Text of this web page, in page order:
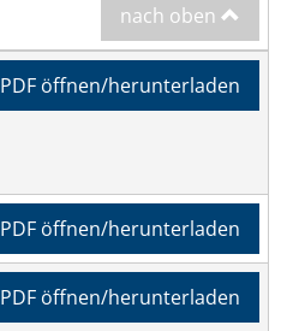
nach oben
PDF öffnen/herunterladen
PDF öffnen/herunterladen
PDF öffnen/herunterladen